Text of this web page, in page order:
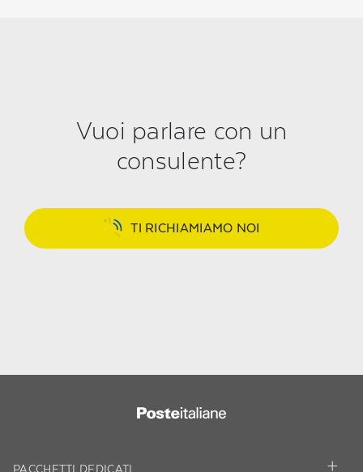
Vuoi parlare con un
consulente?
TI RICHIAMIAMO NOI
PACCHETTI DEDICATI